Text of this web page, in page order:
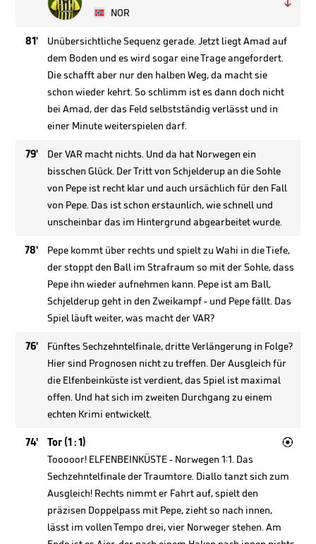
NOR

81'
Unübersichtliche Sequenz gerade. Jetzt liegt Amad auf
dem Boden und es wird sogar eine Trage angefordert.
Die schafft aber nur den halben Weg, da macht sie
schon wieder kehrt. So schlimm ist es dann doch nicht
bei Amad, der das Feld selbstständig verlässt und in
einer Minute weiterspielen darf.
79'
Der VAR macht nichts. Und da hat Norwegen ein
bisschen Glück. Der Tritt von Schjelderup an die Sohle
von Pepe ist recht klar und auch ursächlich für den Fall
von Pepe. Das ist schon erstaunlich, wie schnell und
unscheinbar das im Hintergrund abgearbeitet wurde.
78'
Pepe kommt über rechts und spielt zu Wahi in die Tiefe,
der stoppt den Ball im Strafraum so mit der Sohle, dass
Pepe ihn wieder aufnehmen kann. Pepe ist am Ball,
Schjelderup geht in den Zweikampf - und Pepe fällt. Das
Spiel läuft weiter, was macht der VAR?
76'
Fünftes Sechzehntelfinale, dritte Verlängerung in Folge?
Hier sind Prognosen nicht zu treffen. Der Ausgleich für
die Elfenbeinküste ist verdient, das Spiel ist maximal
offen. Und hat sich im zweiten Durchgang zu einem
echten Krimi entwickelt.
74' Tor (1 : 1) 
Tooooor! ELFENBEINKÜSTE - Norwegen 1:1. Das
Sechzehntelfinale der Traumtore. Diallo tanzt sich zum
Ausgleich! Rechts nimmt er Fahrt auf, spielt den
präzisen Doppelpass mit Pepe, zieht so nach innen,
lässt im vollen Tempo drei, vier Norweger stehen. Am